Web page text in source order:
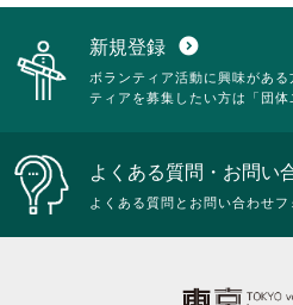
新規登録 expand_circle_down
ボランティア活動に興味があ
ティアを募集したい方は「団体
よくある質問・お問い
よくある質問とお問い合わせフ